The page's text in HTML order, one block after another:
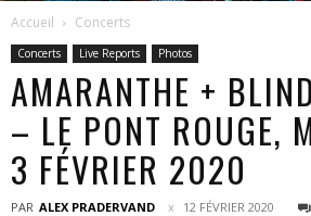
Accueil Concerts
Concerts Live Reports Photos
AMARANTHE +
– LE PONT ROUGE,
3 FÉVRIER 2020
PAR ALEX PRADERVAND 12 FÉVRIER 2020